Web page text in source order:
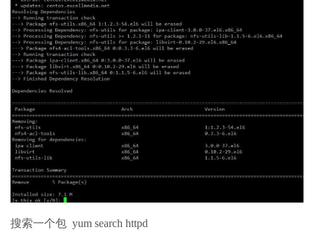
搜索一个包 yum search httpd